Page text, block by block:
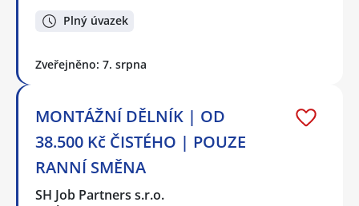
Plný úvazek
Zveřejněno: 7. srpna
MONTÁŽNÍ DĚLNÍK | OD
38.500 Kč ČISTÉHO | POUZE
RANNÍ SMĚNA
SH Job Partners s.r.o.